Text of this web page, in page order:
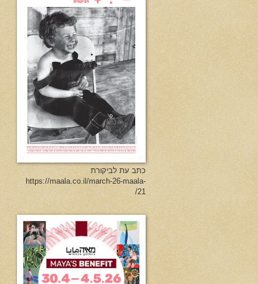
כתב עת לביקורת
https://maala.co.il/march-26-maala-
21/